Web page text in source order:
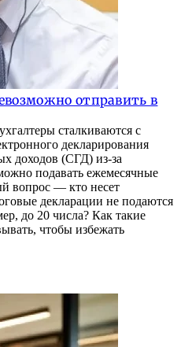
отправить в
сталкиваются с
декларирования
доходов (СГД) из-за
подавать ежемесячные
вопрос — кто несет
декларации не подаются
до 20 числа? Как такие
чтобы избежать